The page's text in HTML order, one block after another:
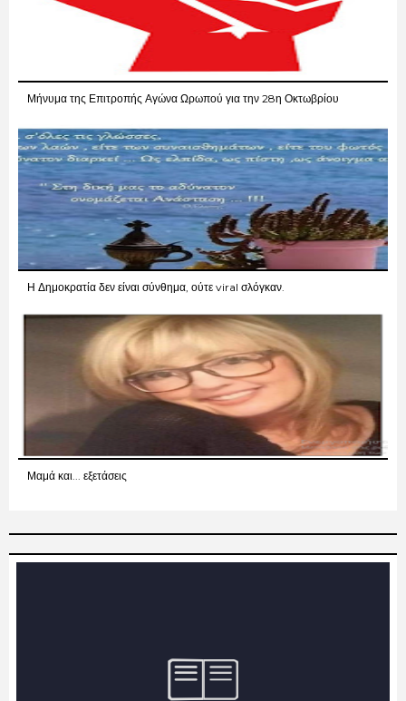
Μήνυμα της Επιτροπής Αγώνα Ωρωπού για την 28η Οκτωβρίου
Η Δημοκρατία δεν είναι σύνθημα, ούτε viral σλόγκαν.
Μαμά και... εξετάσεις